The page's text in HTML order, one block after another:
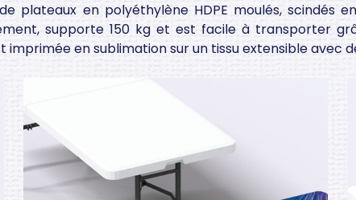
plateaux en polyéthylène HDPE moulés, scindés
supporte 150 kg et est facile à transporter
imprimée en sublimation sur un tissu extensible avec